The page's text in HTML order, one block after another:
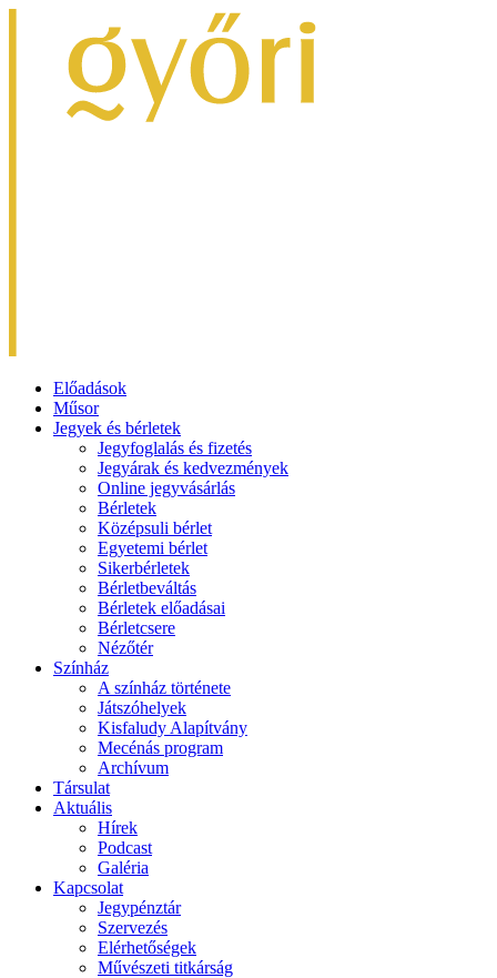
Előadások
Műsor
Jegyek és bérletek
Jegyfoglalás és fizetés
Jegyárak és kedvezmények
Online jegyvásárlás
Bérletek
Középsuli bérlet
Egyetemi bérlet
Sikerbérletek
Bérletbeváltás
Bérletek előadásai
Bérletcsere
Nézőtér
Színház
A színház története
Játszóhelyek
Kisfaludy Alapítvány
Mecénás program
Archívum
Társulat
Aktuális
Hírek
Podcast
Galéria
Kapcsolat
Jegypénztár
Szervezés
Elérhetőségek
Művészeti titkárság